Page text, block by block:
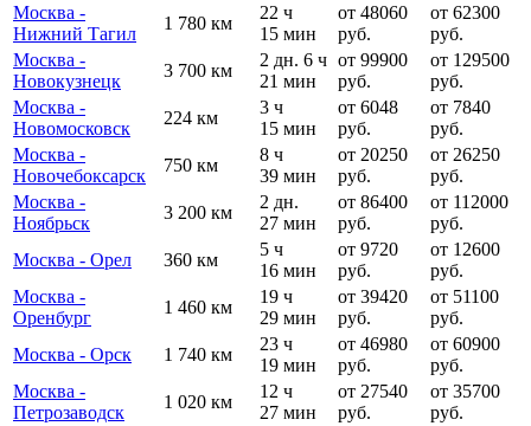
Москва -
Нижний Тагил
1 780 км
22 ч
15 мин
от 48060
руб.
от 62300
руб.
Москва -
Новокузнецк
3 700 км
2 дн. 6 ч
21 мин
от 99900
руб.
от 129500
руб.
Москва -
Новомосковск
224 км
3 ч
15 мин
от 6048
руб.
от 7840
руб.
Москва -
Новочебоксарск
750 км
8 ч
39 мин
от 20250
руб.
от 26250
руб.
Москва -
Ноябрьск
3 200 км
2 дн.
27 мин
от 86400
руб.
от 112000
руб.
Москва - Орел
360 км
5 ч
16 мин
от 9720
руб.
от 12600
руб.
Москва -
Оренбург
1 460 км
19 ч
29 мин
от 39420
руб.
от 51100
руб.
Москва - Орск
1 740 км
23 ч
19 мин
от 46980
руб.
от 60900
руб.
Москва -
Петрозаводск
1 020 км
12 ч
27 мин
от 27540
руб.
от 35700
руб.